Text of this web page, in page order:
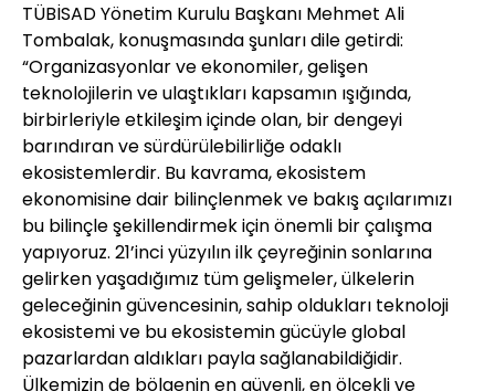
TÜBİSAD Yönetim Kurulu Başkanı Mehmet Ali
Tombalak, konuşmasında şunları dile getirdi:
“Organizasyonlar ve ekonomiler, gelişen
teknolojilerin ve ulaştıkları kapsamın ışığında,
birbirleriyle etkileşim içinde olan, bir dengeyi
barındıran ve sürdürülebilirliğe odaklı
ekosistemlerdir. Bu kavrama, ekosistem
ekonomisine dair bilinçlenmek ve bakış açılarımızı
bu bilinçle şekillendirmek için önemli bir çalışma
yapıyoruz. 21’inci yüzyılın ilk çeyreğinin sonlarına
gelirken yaşadığımız tüm gelişmeler, ülkelerin
geleceğinin güvencesinin, sahip oldukları teknoloji
ekosistemi ve bu ekosistemin gücüyle global
pazarlardan aldıkları payla sağlanabildiğidir.
Ülkemizin de bölgenin en güvenli, en ölçekli ve